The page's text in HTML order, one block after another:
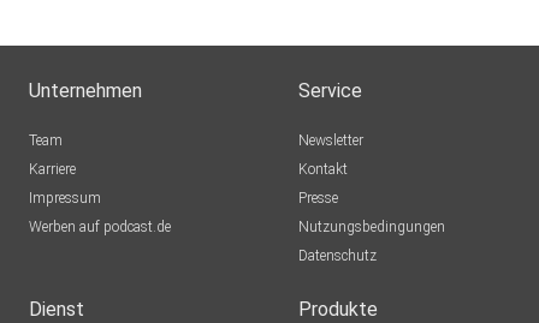
Unternehmen
Team
Karriere
Impressum
Werben auf podcast.de
Service
Newsletter
Kontakt
Presse
Nutzungsbedingungen
Datenschutz
Dienst Produkte